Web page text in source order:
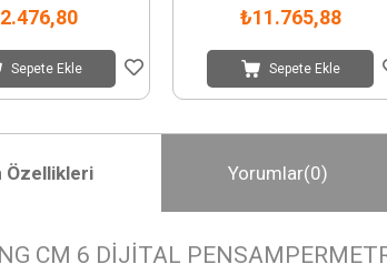
Sepete Ekle
₺11.765,88
Sepete Ekle
Özellikleri Yorumlar(0)
CM 6 DİJİTAL